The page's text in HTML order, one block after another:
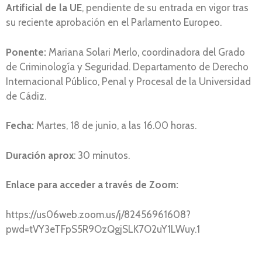
Artificial de la UE, pendiente de su entrada en vigor tras
su reciente aprobación en el Parlamento Europeo.
Ponente: Mariana Solari Merlo, coordinadora del Grado
de Criminología y Seguridad. Departamento de Derecho
Internacional Público, Penal y Procesal de la Universidad
de Cádiz.
Fecha: Martes, 18 de junio, a las 16.00 horas.
Duración aprox: 30 minutos.
Enlace para acceder a través de Zoom:
https://us06web.zoom.us/j/82456961608?
pwd=tVY3eTFpS5R9OzQgjSLK7O2uY1LWuy.1